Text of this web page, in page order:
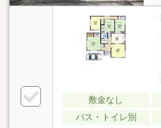
敷金なし
バス・トイレ別